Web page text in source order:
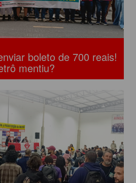
boleto de 700 reais!
mentiu?